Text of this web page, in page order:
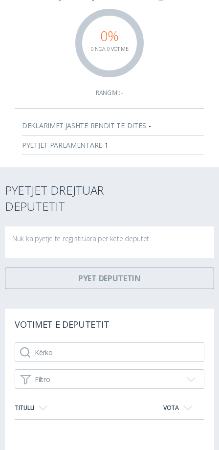
0%
0 NGA 0 VOTIME
RANGIMI:-
DEKLARIMET JASHTË RENDIT TË DITËS -
PYETJET PARLAMENTARE 1
PYETJET DREJTUAR
DEPUTETIT
Nuk ka pyetje të regjistruara për këtë deputet.
PYET DEPUTETIN
VOTIMET E DEPUTETIT
Filtro
TITULLI VOTA